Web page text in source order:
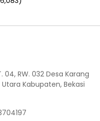
04, RW. 032 Desa Karang
Kabupaten, Bekasi